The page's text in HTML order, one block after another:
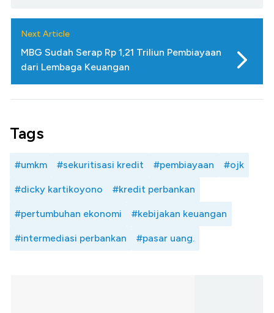
Next Article
MBG Sudah Serap Rp 1,21 Triliun Pembiayaan
dari Lembaga Keuangan
Tags
#umkm #sekuritisasi kredit #pembiayaan #ojk
#dicky kartikoyono #kredit perbankan
#pertumbuhan ekonomi #kebijakan keuangan
#intermediasi perbankan #pasar uang.